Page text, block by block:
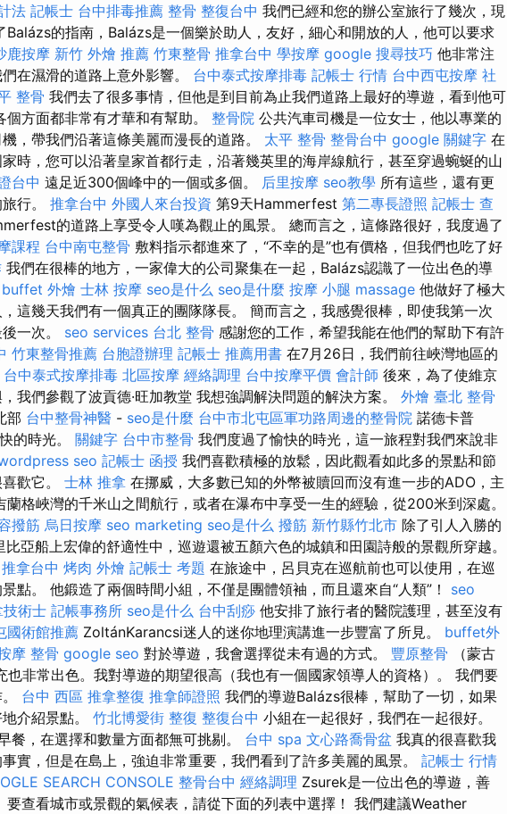
法 記帳士 台中排毒推薦 整骨 整復台中 我們已經和您的辦公室旅行了幾次，現
Balázs的指南，Balázs是一個樂於助人，友好，細心和開放的人，他可以要求
鹿按摩 新竹 外燴 推薦 竹東整骨 推拿台中 學按摩 google 搜尋技巧 他非常注
在濕滑的道路上意外影響。 台中泰式按摩排毒 記帳士 行情 台中西屯按摩 社
整骨 我們去了很多事情，但他是到目前為止我們道路上最好的導遊，看到他可
方面都非常有才華和有幫助。 整骨院 公共汽車司機是一位女士，他以專業的
，帶我們沿著這條美麗而漫長的道路。 太平 整骨 整骨台中 google 關鍵字 在
時，您可以沿著皇家首都行走，沿著幾英里的海岸線航行，甚至穿過蜿蜒的山
台中 遠足近300個峰中的一個或多個。 后里按摩 seo教學 所有這些，還有更
行。 推拿台中 外國人來台投資 第9天Hammerfest 第二專長證照 記帳士 查
的道路上享受令人嘆為觀止的風景。 總而言之，這條路很好，我度過了
課程 台中南屯整骨 敷料指示都進來了，“不幸的是”也有價格，但我們也吃了好
我們在很棒的地方，一家偉大的公司聚集在一起，Balázs認識了一位出色的導
buffet 外燴 士林 按摩 seo是什么 seo是什麼 按摩 小腿 massage 他做好了極大
這幾天我們有一個真正的團隊隊長。 簡而言之，我感覺很棒，即使我第一次
一次。 seo services 台北 整骨 感謝您的工作，希望我能在他們的幫助下有許
竹東整骨推薦 台胞證辦理 記帳士 推薦用書 在7月26日，我們前往峽灣地區的
台中泰式按摩排毒 北區按摩 經絡調理 台中按摩平價 會計師 後來，為了使維京
我們參觀了波貢德·旺加教堂 我想強調解決問題的解決方案。 外燴 臺北 整骨
部 台中整骨神醫 - seo是什麼 台中市北屯區軍功路周邊的整骨院 諾德卡普
的時光。 關鍵字 台中市整骨 我們度過了愉快的時光，這一旅程對我們來說非
seo 記帳士 函授 我們喜歡積極的放鬆，因此觀看如此多的景點和節
歡它。 士林 推拿 在挪威，大多數已知的外幣被贖回而沒有進一步的ADO，主
格峽灣的千米山之間航行，或者在瀑布中享受一生的經驗，從200米到深處。
撥筋 烏日按摩 seo marketing seo是什么 撥筋 新竹縣竹北市 除了引人入勝的
亞船上宏偉的舒適性中，巡遊還被五顏六色的城鎮和田園詩般的景觀所穿越。
推拿台中 烤肉 外燴 記帳士 考題 在旅途中，呂貝克在巡航前也可以使用，在巡
點。 他鍛造了兩個時間小組，不僅是團體領袖，而且還來自“人類”！ seo
術士 記帳事務所 seo是什么 台中刮痧 他安排了旅行者的醫院護理，甚至沒有
國術館推薦 ZoltánKarancsi迷人的迷你地理演講進一步豐富了所見。 buffet外
摩 整骨 google seo 對於導遊，我會選擇從未有過的方式。 豐原整骨 （蒙古
非常出色。我對導遊的期望很高（我也有一個國家領導人的資格）。 我們要
台中 西區 推拿整復 推拿師證照 我們的導遊Balázs很棒，幫助了一切，如果
介紹景點。 竹北博愛街 整復 整復台中 小組在一起很好，我們在一起很好。
餐，在選擇和數量方面都無可挑剔。 台中 spa 文心路喬骨盆 我真的很喜歡我
實，但是在島上，強迫非常重要，我們看到了許多美麗的風景。 記帳士 行情
SEARCH CONSOLE 整骨台中 經絡調理 Zsurek是一位出色的導遊，善
要查看城市或景觀的氣候表，請從下面的列表中選擇！ 我們建議Weather